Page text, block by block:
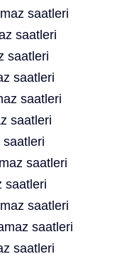
saatleri
saatleri
saatleri
saatleri
saatleri
saatleri
saatleri
saatleri
saatleri
saatleri
saatleri
saatleri